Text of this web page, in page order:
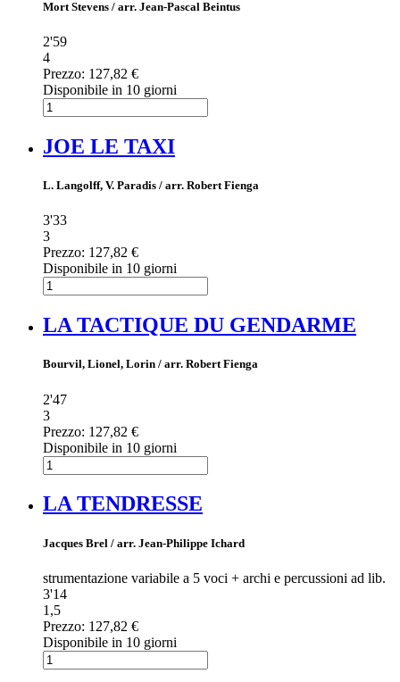
Mort Stevens / arr. Jean-Pascal Beintus
2'59
4
Prezzo: 127,82 €
Disponibile in 10 giorni
JOE LE TAXI
L. Langolff, V. Paradis / arr. Robert Fienga
3'33
3
Prezzo: 127,82 €
Disponibile in 10 giorni
LA TACTIQUE DU GENDARME
Bourvil, Lionel, Lorin / arr. Robert Fienga
2'47
3
Prezzo: 127,82 €
Disponibile in 10 giorni
LA TENDRESSE
Jacques Brel / arr. Jean-Philippe Ichard
strumentazione variabile a 5 voci + archi e percussioni ad lib.
3'14
1,5
Prezzo: 127,82 €
Disponibile in 10 giorni